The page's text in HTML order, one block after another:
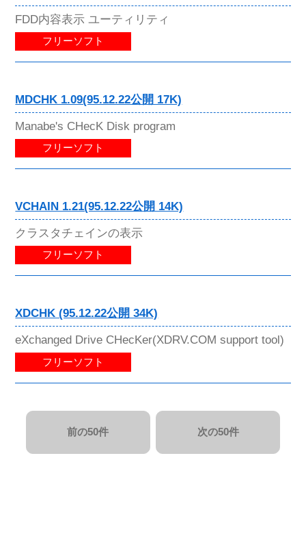
FDD内容表示 ユーティリティ
フリーソフト
MDCHK 1.09(95.12.22公開 17K)
Manabe's CHecK Disk program
フリーソフト
VCHAIN 1.21(95.12.22公開 14K)
クラスタチェインの表示
フリーソフト
XDCHK (95.12.22公開 34K)
eXchanged Drive CHecKer(XDRV.COM support tool)
フリーソフト
前の50件 次の50件